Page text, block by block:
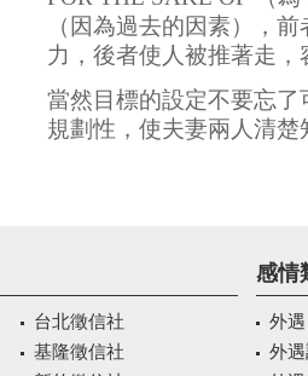
（因為過去的因素），
力，後者使人被推著走
當然目標的設定不要忘
規劃性，使夫妻兩人清
台北徵信社
基隆徵信社
感情
外遇
外